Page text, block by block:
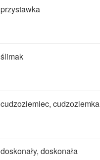
przystawka
ślimak
cudzoziemiec, cudzoziemka
doskonały, doskonała